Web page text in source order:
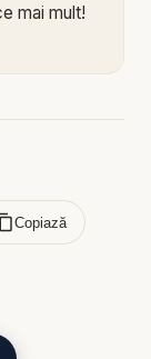
mai mult!
la
Copiază